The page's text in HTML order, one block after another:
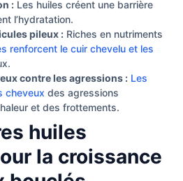
: Les huiles créent une barrière
l’hydratation.
pileux : Riches en nutriments
renforcent le cuir chevelu et les
contre les agressions : Les
cheveux des agressions
et des frottements.
huiles
la croissance